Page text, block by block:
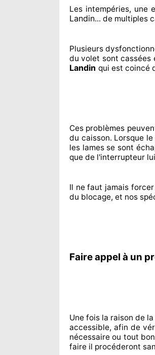
Les intempéries, une
Landin... de multiples
Plusieurs
du volet sont cassées
Landin qui est coincé
Ces problèmes
du caisson. Lorsque
les lames se sont
que de l'interrupteur
Il ne faut jamais
du blocage, et nos
Faire appel à un
Une fois la raison de
accessible, afin de
nécessaire ou tout
faire il procéderont